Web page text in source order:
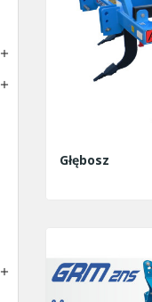



Głębosz